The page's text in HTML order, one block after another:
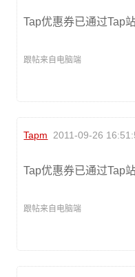
Tap优惠券已通过Tap
跟帖来自电脑端
Tapm 2011-09-26
Tap优惠券已通过Tap
跟帖来自电脑端